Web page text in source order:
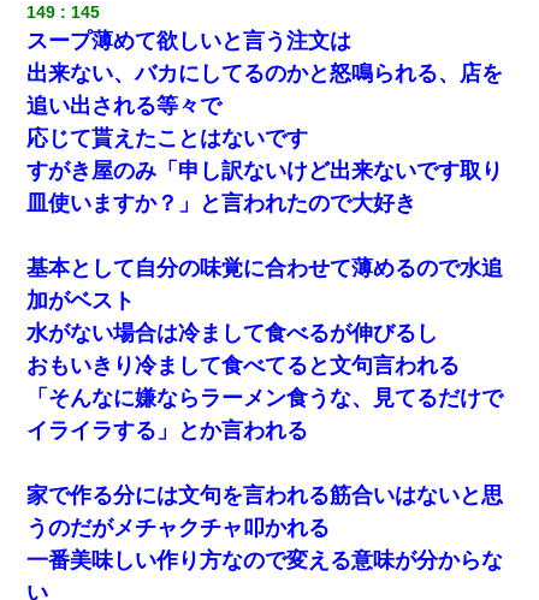
9月に付き合い始めたけどこの、この人と結婚はないわと判断して
別れた。その元彼が交通事故で重体になっているらしく…
隣室のお婆ちゃん「下階からの異臭に困ってる、今もすっごく臭
い」私「変だなあ～なにも臭わないよ」→ その後。警察『絶対に
窓とドアを開けないで』
小学生の妹が20代の弟とチューしてるのに、見て見ぬふりの親を
タあんてな
義兄嫁「娘が大学に入ったら下宿させて」私「しつこい、学校斡
旋のアパートに行け」→ 旦那が義兄に通報したら「志望校を変え
ろ！」とキレて・・・
【衝撃】婚約者「兄と結婚はするけど嫁入りするわけじゃない。
お互い干渉はしないようにしましょう」→ その後に結納金の話を
【衝撃】職場に入って来た綺麗な新人さんに職場を案内すること
に → 新人「ドンッ！」私「！？」→ 突然、突き飛ばされて左手
の甲を踏みつけられて…
149 145
スープ薄めて欲しいと言う注文は
出来ない、バカにしてるのかと怒鳴られる、店を
追い出される等々で
応じて貰えたことはないです
すがき屋のみ「申し訳ないけど出来ないです取り
皿使いますか？」と言われたので大好き
基本として自分の味覚に合わせて薄めるので水追
加がベスト
水がない場合は冷まして食べるが伸びるし
おもいきり冷まして食べてると文句言われる
「そんなに嫌ならラーメン食うな、見てるだけで
イライラする」とか言われる
家で作る分には文句を言われる筋合いはないと思
うのだがメチャクチャ叩かれる
一番美味しい作り方なので変える意味が分からな
い